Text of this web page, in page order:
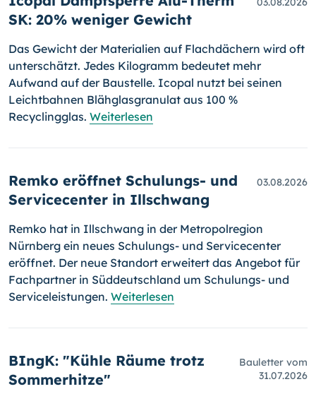
SK: 20% weniger Gewicht
Das Gewicht der Materialien auf Flachdächern wird oft
unterschätzt. Jedes Kilogramm bedeutet mehr
Aufwand auf der Baustelle. Icopal nutzt bei seinen
Leichtbahnen Blähglasgranulat aus 100 %
Recyclingglas. Weiterlesen
Remko eröffnet Schulungs- und
Servicecenter in Illschwang
03.08.2026
Remko hat in Illschwang in der Metropolregion
Nürnberg ein neues Schulungs- und Servicecenter
eröffnet. Der neue Standort erweitert das Angebot für
Fachpartner in Süddeutschland um Schulungs- und
Serviceleistungen. Weiterlesen
BIngK: "Kühle Räume trotz
Sommerhitze"
Bauletter vom
31.07.2026